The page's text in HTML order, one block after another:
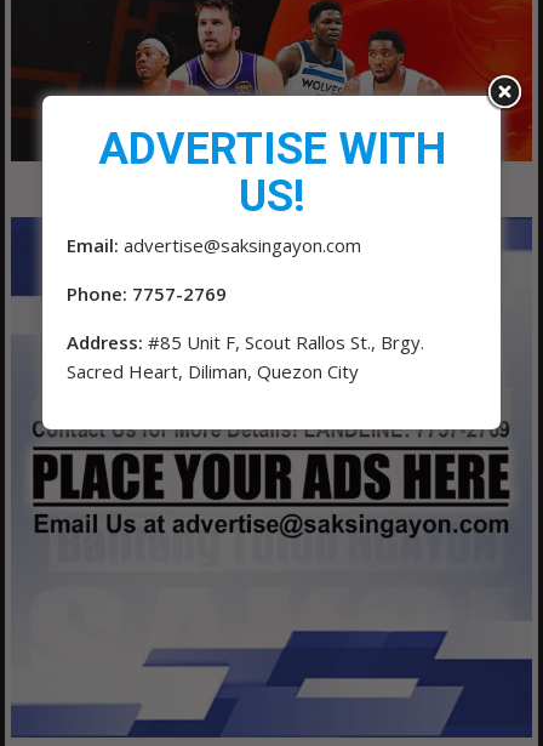
ADVERTISE WITH
US!
Email: advertise@saksingayon.com
Phone: 7757-2769
Address: #85 Unit F, Scout Rallos St., Brgy.
Sacred Heart, Diliman, Quezon City